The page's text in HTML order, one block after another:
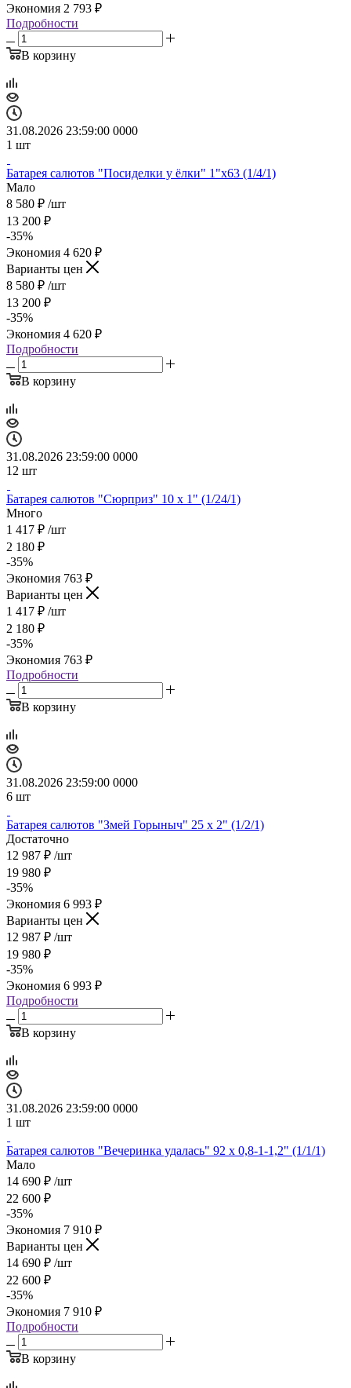
Экономия 2 793 ₽
Подробности
В корзину
31.08.2026 23:59:00 0000
1 шт
Батарея салютов "Посиделки у ёлки" 1"х63 (1/4/1)
Мало
8 580 ₽ /шт
13 200 ₽
-35%
Экономия 4 620 ₽
Варианты цен
8 580 ₽ /шт
13 200 ₽
-35%
Экономия 4 620 ₽
Подробности
В корзину
31.08.2026 23:59:00 0000
12 шт
Батарея салютов "Сюрприз" 10 х 1" (1/24/1)
Много
1 417 ₽ /шт
2 180 ₽
-35%
Экономия 763 ₽
Варианты цен
1 417 ₽ /шт
2 180 ₽
-35%
Экономия 763 ₽
Подробности
В корзину
31.08.2026 23:59:00 0000
6 шт
Батарея салютов "Змей Горыныч" 25 х 2" (1/2/1)
Достаточно
12 987 ₽ /шт
19 980 ₽
-35%
Экономия 6 993 ₽
Варианты цен
12 987 ₽ /шт
19 980 ₽
-35%
Экономия 6 993 ₽
Подробности
В корзину
31.08.2026 23:59:00 0000
1 шт
Батарея салютов "Вечеринка удалась" 92 х 0,8-1-1,2" (1/1/1)
Мало
14 690 ₽ /шт
22 600 ₽
-35%
Экономия 7 910 ₽
Варианты цен
14 690 ₽ /шт
22 600 ₽
-35%
Экономия 7 910 ₽
Подробности
В корзину